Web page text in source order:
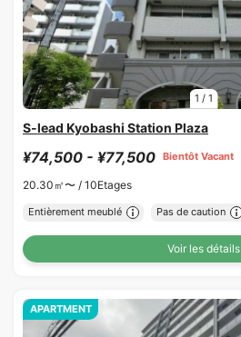
1 / 1
S-lead Kyobashi Station Plaza
¥74,500 - ¥77,500 Bientôt Vacant
20.30㎡〜 / 10Etages
Entièrement meublé Pas de caution
Voir les détails
APARTMENT